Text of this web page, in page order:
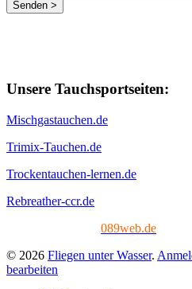
Unsere Tauchsportseiten:
Mischgastauchen.de
Trimix-Tauchen.de
Trockentauchen-lernen.de
Rebreather-ccr.de
089web.de
© 2026 Fliegen unter Wasser.
bearbeiten